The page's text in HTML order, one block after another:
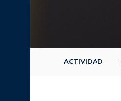
ACTIVIDAD